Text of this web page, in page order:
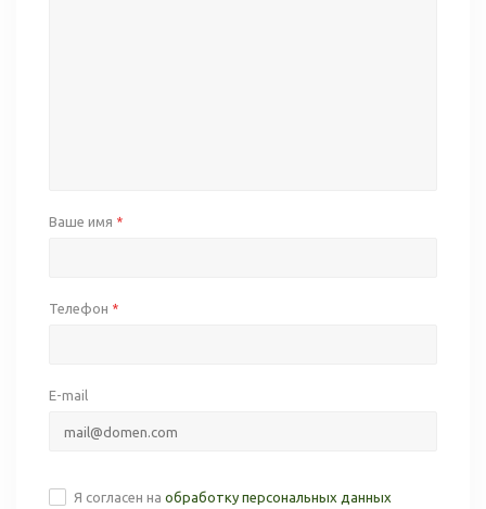
Ваше имя *
Телефон *
E-mail
Я согласен на обработку персональных данных